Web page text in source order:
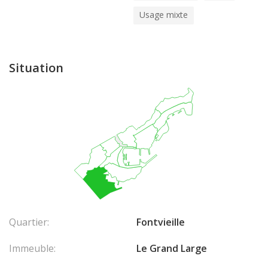
Usage mixte
Situation
Quartier:
Fontvieille
Immeuble:
Le Grand Large